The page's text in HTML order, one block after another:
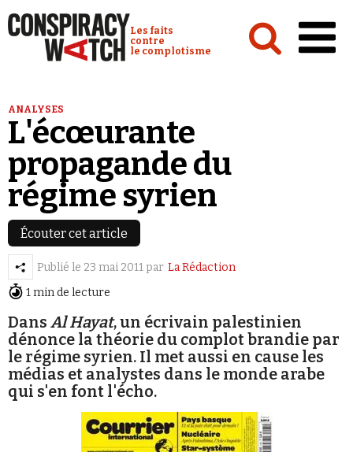
Conspiracy Watch :
Les faits
contre
le complotisme
Analyses
Conspipédia
Vidéos
Émissions
Revues de presse
Faire un don
Demander à Vera
Se connecter
ANALYSES
L'écœurante
propagande du
régime syrien
Écouter cet article
Publié le 23 mai 2011 par La Rédaction
1 min de lecture
Dans Al Hayat, un écrivain palestinien
dénonce la théorie du complot brandie par
le régime syrien. Il met aussi en cause les
médias et analystes dans le monde arabe
qui s'en font l'écho.